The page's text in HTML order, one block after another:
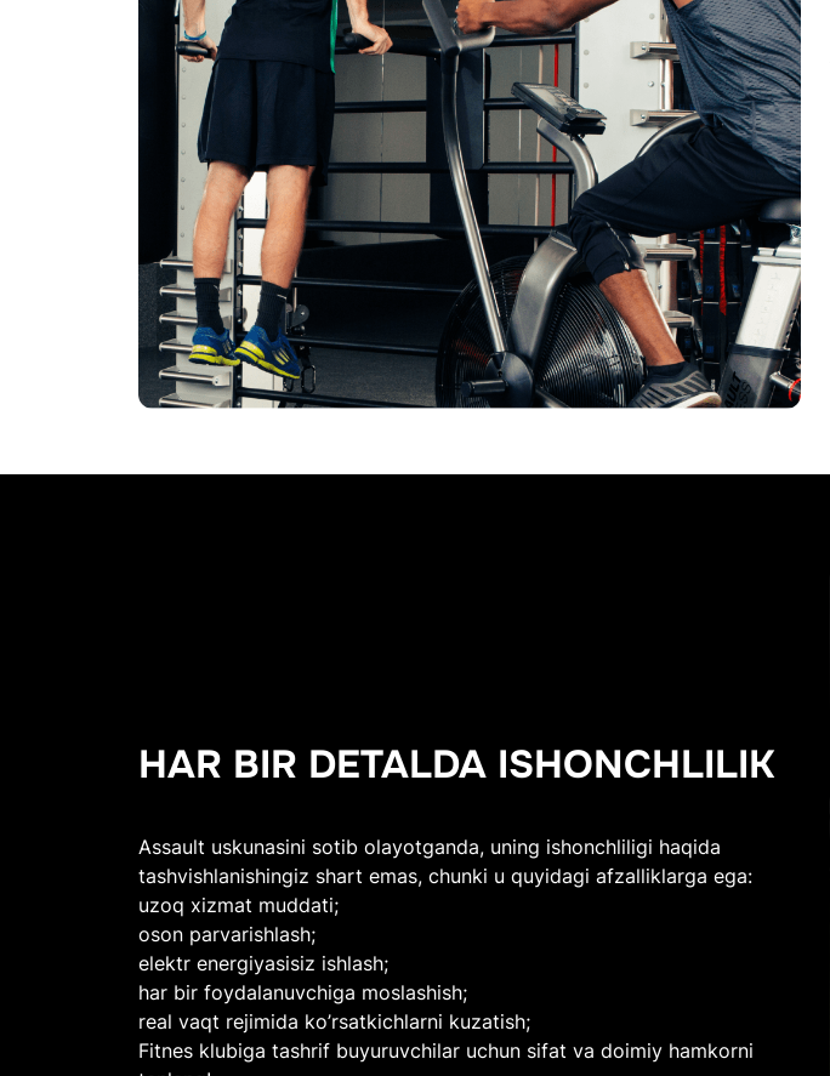
HAR BIR DETALDA ISHONCHLILIK
Assault uskunasini sotib olayotganda, uning ishonchliligi haqida
tashvishlanishingiz shart emas, chunki u quyidagi afzalliklarga ega:
uzoq xizmat muddati;
oson parvarishlash;
elektr energiyasisiz ishlash;
har bir foydalanuvchiga moslashish;
real vaqt rejimida ko’rsatkichlarni kuzatish;
Fitnes klubiga tashrif buyuruvchilar uchun sifat va doimiy hamkorni